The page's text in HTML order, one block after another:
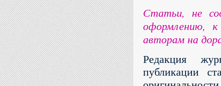
Статьи, не
оформлению,
авторам на
Редакция
публикации